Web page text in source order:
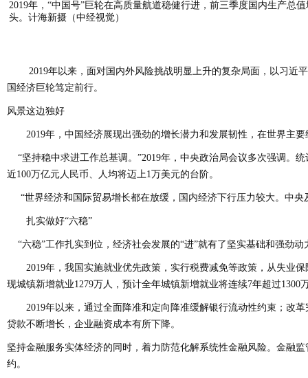
2019年，“中国号”巨轮在高质量航道稳健行进，前三季度国内生产总
头。计海新摄（中经视觉）
2019年以来，面对国内外风险挑战明显上升的复杂局面，以习近平
国经济巨轮笃定前行。
风景这边独好
2019年，中国经济展现出强劲的增长潜力和发展韧性，在世界主要
“坚持稳中求进工作总基调。”2019年，中央政治局会议多次强调。
近100万亿元人民币、人均将迈上1万美元的台阶。
“世界经济和国际贸易增长都在放缓，国内经济下行压力较大。中央
扎实做好“六稳”
“六稳”工作扎实到位，经济社会发展的“进”就有了坚实基础和强劲动
2019年，我国实施就业优先政策，实行税费减免等政策，从失业保
现城镇新增就业1279万人，预计全年城镇新增就业将连续7年超过1300
2019年以来，通过全面降准和定向降准缓解银行流动性约束；改
贷款不断增长，企业融资成本有所下降。
坚持金融服务实体经济的同时，着力防范化解系统性金融风险。金融
约。